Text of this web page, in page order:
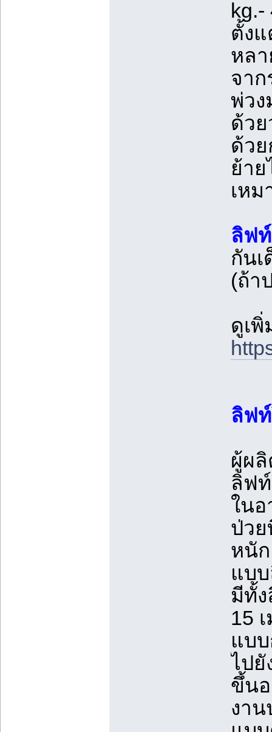
ตั้งแ
หล
จาก
พ่ว
ด้ว
ด้ว
ย้า
เห
ลิฟ
กัน
(ถ้า
ดูเ
ลิฟ
ผู้ผ
ลิฟ
ใน
ป่ว
หนั
แบ
มีทั้
15
แบ
ไปยั
ขึ้น
งา